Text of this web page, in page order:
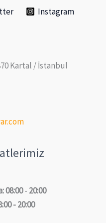
Instagram
Kartal / İstanbul
08:00- 20:00
- 20:00